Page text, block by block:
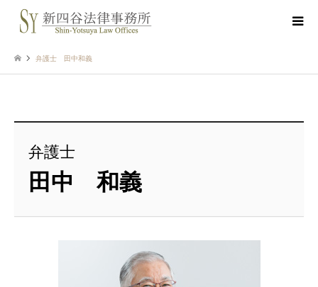
弁護士 田中和義
弁護士
田中 和義